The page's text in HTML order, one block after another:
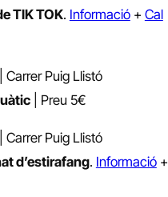
TIK TOK. Informació+ Cal
Carrer Puig Llistó
| Preu 5€
Carrer Puig Llistó
d’estirafang. Informació+